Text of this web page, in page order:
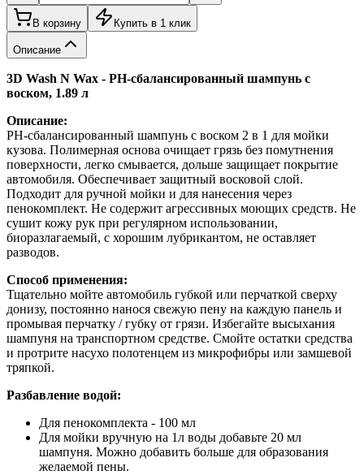
В корзину Купить в 1 клик
Описание
3D Wash N Wax - РH-сбалансированный шампунь с
воском, 1.89 л
Описание:
РH-сбалансированный шампунь с воском 2 в 1 для мойки
кузова. Полимерная основа очищает грязь без помутнения
поверхности, легко смывается, дольше защищает покрытие
автомобиля. Обеспечивает защитный восковой слой.
Подходит для ручной мойки и для нанесения через
пенокомплект. Не содержит агрессивных моющих средств. Не
сушит кожу рук при регулярном использовании,
биоразлагаемый, с хорошим лубрикантом, не оставляет
разводов.
Способ применения:
Тщательно мойте автомобиль губкой или перчаткой сверху
донизу, постоянно нанося свежую пену на каждую панель и
промывая перчатку / губку от грязи. Избегайте высыхания
шампуня на транспортном средстве. Смойте остатки средства
и протрите насухо полотенцем из микрофибры или замшевой
тряпкой.
Разбавление водой:
Для пенокомплекта - 100 мл
Для мойки вручную на 1л воды добавьте 20 мл
шампуня. Можно добавить больше для образования
желаемой пены.